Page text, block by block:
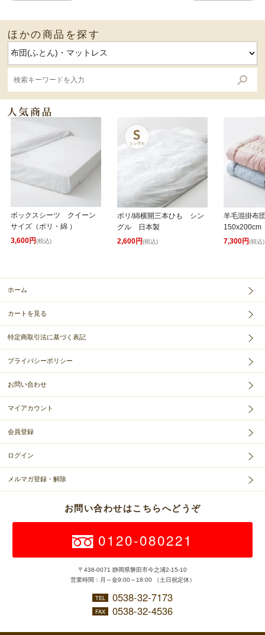
ほかの商品を探す
ボックスシーツ クイーン
サイズ（ポリ・綿 ）
3,600円(税込)
ポリ/綿横開三本ひも シン
グル 日本製
2,600円(税込)
羊毛混掛布
150x200cm
7,300円(税込)
ホーム
カートを見る
特定商取引法に基づく表記
プライバシーポリシー
お問い合わせ
マイアカウント
会員登録
ログイン
メルマガ登録・解除
お問い合わせはこちらへどうぞ
0120-080221
〒438-0071 静岡県磐田市今之浦2-15-10
営業時間：月～金9:00～18:00 （土日祝定休）
TEL 0538-32-7173
FAX 0538-32-4536